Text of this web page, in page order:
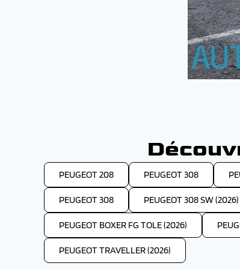
PEUGEOT 208 PEUGEOT 308
PEUGEOT 308 PEUGEOT 308 SW (2026)
PEUGEOT BOXER FG TOLE (2026)
PEUGEOT TRAVELLER (2026)